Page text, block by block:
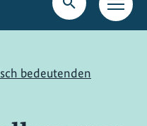
Suche
öffnen
bedeutenden